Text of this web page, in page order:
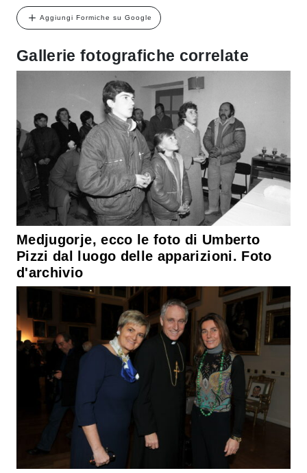
Aggiungi Formiche su Google
Gallerie fotografiche correlate
Medjugorje, ecco le foto di Umberto
Pizzi dal luogo delle apparizioni. Foto
d'archivio